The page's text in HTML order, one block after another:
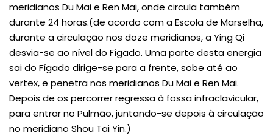
meridianos Du Mai e Ren Mai, onde circula também
durante 24 horas.(de acordo com a Escola de Marselha,
durante a circulação nos doze meridianos, a Ying Qi
desvia-se ao nível do Fígado. Uma parte desta energia
sai do Fígado dirige-se para a frente, sobe até ao
vertex, e penetra nos meridianos Du Mai e Ren Mai.
Depois de os percorrer regressa à fossa infraclavicular,
para entrar no Pulmão, juntando-se depois à circulação
no meridiano Shou Tai Yin.)